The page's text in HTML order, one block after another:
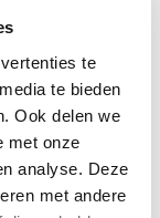
te
te bieden
Ook delen we
met onze
analyse. Deze
met andere
in Noord-